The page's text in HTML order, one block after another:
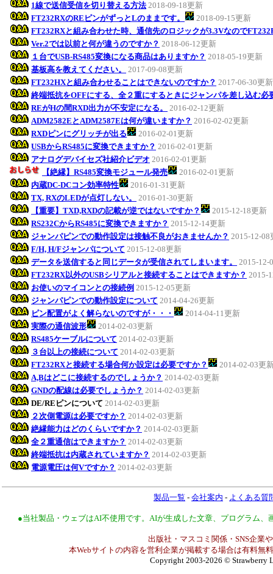
1線で送信受信を切り替える方法 2018-09-18更新
FT232RXのREピンがずっとLのままです。
2018-09-15更新
FT232RXと組み合わせた時、通信先のロジックが3.3Vなので
Ver.2では以前と何が違うのですか？ 2018-06-12更新
１台でUSB-RS485変換になる商品はありますか？ 2018-05-19更新
基板高を教えてください。
2017-09-08更新
FT232HXと組み合わせることはできないのですか？ 2017-06-30更新
終端抵抗をOFFにする、全２重にするときにジャンパを差し込む必
REがHの間RXD出力が不安定になる。
2016-02-12更新
ADM2582EとADM2587Eは何が違いますか？ 2016-02-02更新
RXDピンにグリッチが出る
2016-02-01更新
USBからRS485に変換できますか？ 2016-02-01更新
アナログデバイセズ社紹介ビデオ 2016-02-01更新
【絶縁】RS485変換モジュール発売
2016-02-01更新
内蔵DC-DCコン効率特性
2016-01-31更新
TX, RXのLEDが点灯しない。
2016-01-30更新
【重要】TXD,RXDの記載が逆ではないですか？
2015-12-18更新
RS232CからRS485に変換できますか？ 2015-12-14更新
ジャンパピンでの動作設定は接触不良がおきませんか？ 2015-12-08
F/H, H/Fジャンパについて 2015-12-08更新
データを送信すると同じデータが受信されてしまいます。
2015-12-
FT232RX以外のUSBシリアルと接続することはできますか？ 2015-
お使いのマイコンとの接続例 2015-12-05更新
ジャンパピンでの動作設定について 2014-04-26更新
ピン配置がよく解らないのですが・・・
2014-04-11更新
実際の通信波形
2014-02-03更新
RS485ケーブルについて 2014-02-03更新
３台以上の接続について 2014-02-03更新
FT232RXと接続する場合何か設定は必要ですか？
2014-02-03更
A,Bはどこに接続するのでしょうか？ 2014-02-03更新
GNDの配線は必要でしょうか？ 2014-02-03更新
DE/REピンについて 2014-02-03更新
２次側電源は必要ですか？ 2014-02-03更新
絶縁能力はどのくらいですか？ 2014-02-03更新
全２重通信はできますか？ 2014-02-03更新
終端抵抗は内蔵されていますか？ 2014-02-03更新
電源電圧は何Vですか？ 2014-02-03更新
製品一覧 - 会社案内 - よくある質
●当社製品・ウェブはAI不使用です。AIが生成した文章、プログラム
出版社・マスコミ関係・SNS企業
本Webサイトの内容を営利企業が掲載する場合は有料無
Copyright 2003-2026 © Strawberry